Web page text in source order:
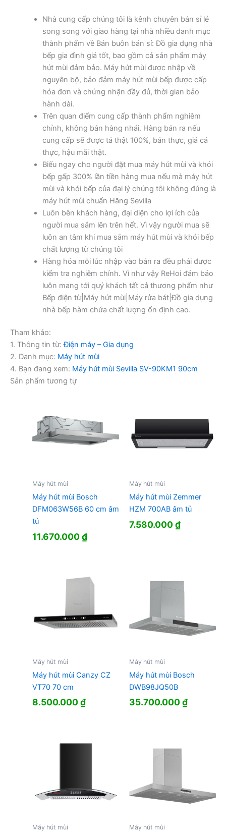
Nhà cung cấp chúng tôi là kênh chuyên bán sỉ lẻ
song song với giao hàng tại nhà nhiều danh mục
thành phẩm về Bán buôn bán sỉ: Đồ gia dụng nhà
bếp gia đình giá tốt, bao gồm cả sản phẩm máy
hút mùi đảm bảo. Máy hút mùi được nhập về
nguyên bộ, bảo đảm máy hút mùi bếp được cấp
hóa đơn và chứng nhận đầy đủ, thời gian bảo
hành dài.
Trên quan điểm cung cấp thành phẩm nghiêm
chỉnh, không bán hàng nhái. Hàng bán ra nếu
cung cấp sẽ được tả thật 100%, bán thực, giá cả
thực, hậu mãi thật.
Biếu ngay cho người đặt mua máy hút mùi và khói
bếp gấp 300% lần tiền hàng mua nếu mà máy hút
mùi và khói bếp của đại lý chúng tôi không đúng là
máy hút mùi chuẩn Hãng Sevilla
Luôn bên khách hàng, đại diện cho lợi ích của
người mua sắm lên trên hết. Vì vậy người mua sẽ
luôn an tâm khi mua sắm máy hút mùi và khói bếp
chất lượng từ chúng tôi
Hàng hóa mỗi lúc nhập vào bán ra đều phải được
kiểm tra nghiêm chỉnh. Vì như vậy ReHoi đảm bảo
luôn mang tới quý khách tất cả thương phẩm như
Bếp điện từ|Máy hút mùi|Máy rửa bát|Đồ gia dụng
nhà bếp hàm chứa chất lượng ổn định cao.
Tham khảo:
1. Thông tin từ:Điện máy – Gia dụng
2. Danh mục: Máy hút mùi
4. Bạn đang xem: Máy hút mùi Sevilla SV-90KM1 90cm
Sản phẩm tương tự
Máy hút mùi
Máy hút mùi Bosch
DFM063W56B 60 cm âm
tủ
11.670.000₫
Máy hút mùi
Máy hút mùi Zemmer
HZM 700AB âm tủ
7.580.000₫
Máy hút mùi
Máy hút mùi Canzy CZ
VT70 70 cm
8.500.000₫
Máy hút mùi
Máy hút mùi Bosch
DWB98JQ50B
35.700.000₫
Máy hút mùi Máy hút mùi